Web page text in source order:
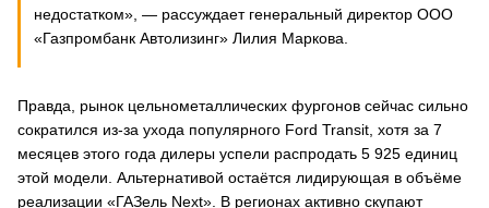
недостатком», — рассуждает генеральный директор ООО
«Газпромбанк Автолизинг» Лилия Маркова.
Правда, рынок цельнометаллических фургонов сейчас сильно
сократился из-за ухода популярного Ford Transit, хотя за 7
месяцев этого года дилеры успели распродать 5 925 единиц
этой модели. Альтернативой остаётся лидирующая в объёме
реализации «ГАЗель Next». В регионах активно скупают